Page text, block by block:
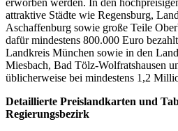
erworben werden. In den
attraktive Städte wie Regensburg,
Aschaffenburg sowie große Teile
dafür mindestens 800.000 Euro
Landkreis München sowie in den
Miesbach, Bad Tölz-Wolfratshausen
üblicherweise bei mindestens 1,2
Detaillierte Preislandkarten und
Regierungsbezirk